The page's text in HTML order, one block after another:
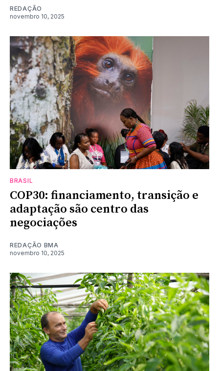
REDAÇÃO
novembro 10, 2025
BRASIL
COP30: financiamento, transição e
adaptação são centro das
negociações
REDAÇÃO BMA
novembro 10, 2025